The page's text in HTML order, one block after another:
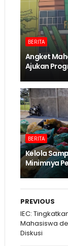
BERITA
Angket
Ajukan
BERITA
Kelola
Minimnya
PREVIOUS
IEC:
Mahasiswa
Diskusi